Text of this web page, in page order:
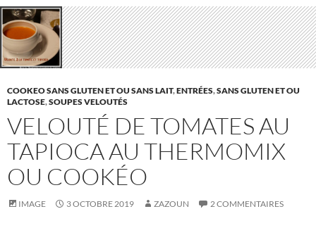
COOKEO SANS GLUTEN ET OU SANS LAIT,ENTRÉES,SANS GLUTEN ET OU
LACTOSE,SOUPES VELOUTÉS
VELOUTÉ DE TOMATES AU
TAPIOCA AU THERMOMIX
OU COOKÉO
IMAGE 3 OCTOBRE 2019 ZAZOUN 2 COMMENTAIRES